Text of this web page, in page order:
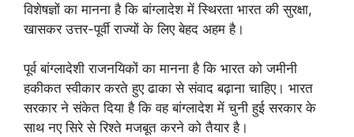
विशेषज्ञों का मानना है कि बांग्लादेश में स्थिरता भारत की सुरक्षा,
खासकर उत्तर-पूर्वी राज्यों के लिए बेहद अहम है।
पूर्व बांग्लादेशी राजनयिकों का मानना है कि भारत को जमीनी
हकीकत स्वीकार करते हुए ढाका से संवाद बढ़ाना चाहिए। भारत
सरकार ने संकेत दिया है कि वह बांग्लादेश में चुनी हुई सरकार के
साथ नए सिरे से रिश्ते मजबूत करने को तैयार है।